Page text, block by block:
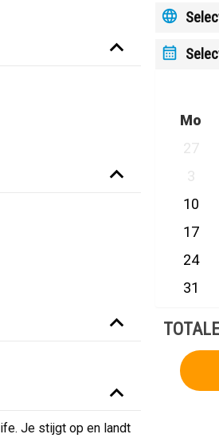
Je stijgt op en landt
Mo
27
3
10
17
24
31